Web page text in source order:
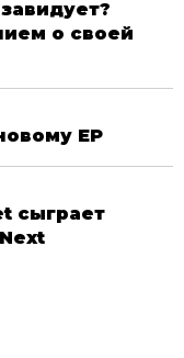
о своей
EP
сыграет